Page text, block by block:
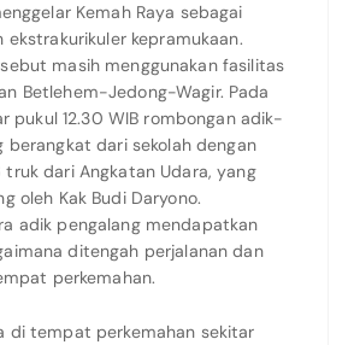
Kemah Raya sebagai
ekstrakurikuler kepramukaan.
masih menggunakan fasilitas
Betlehem-Jedong-Wagir. Pada
pukul 12.30 WIB rombongan adik-
berangkat dari sekolah dengan
truk dari Angkatan Udara, yang
oleh Kak Budi Daryono.
adik pengalang mendapatkan
ditengah perjalanan dan
perkemahan.
di tempat perkemahan sekitar